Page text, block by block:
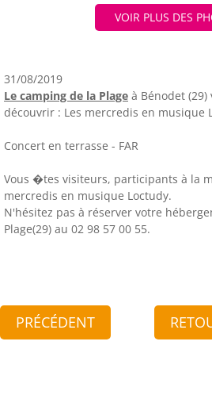
VOIR PLUS DES
31/08/2019
Le camping de la Plage à Bénodet
découvrir : Les mercredis en musique
Concert en terrasse - FAR
Vous �tes visiteurs, participants à la
mercredis en musique Loctudy.
N'hésitez pas à réserver votre
Plage(29) au 02 98 57 00 55.
PRÉCÉDENT